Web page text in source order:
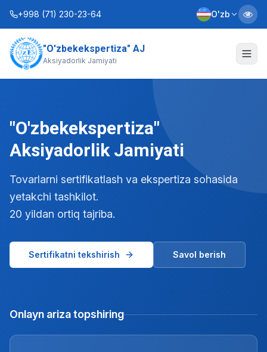
+998 (71) 230-23-64 O'zb
"O'zbekekspertiza" AJ
Aksiyadorlik Jamiyati
Biz haqimizda
Axborot xizmati
Nizom Biznes rejalar
+998 (90) 712-12-36
"O'zbekekspertiza"
Aksiyadorlik Jamiyati
Tovarlarni sertifikatlash va ekspertiza sohasida
yetakchi tashkilot.
20 yildan ortiq tajriba.
Sertifikatni tekshirish Savol berish
Onlayn ariza topshiring